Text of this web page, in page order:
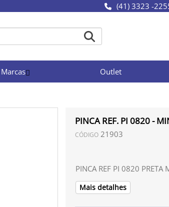
(41) 3323 -
Marcas Outlet
PINCA REF. PI 0820 -
CÓDIGO 21903
PINCA REF PI 0820 PRETA
Mais detalhes